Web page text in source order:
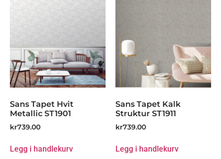
Sans Tapet Hvit
Metallic ST1901
kr739.00
Legg i handlekurv
Sans Tapet Kalk
Struktur ST1911
kr739.00
Legg i handlekurv